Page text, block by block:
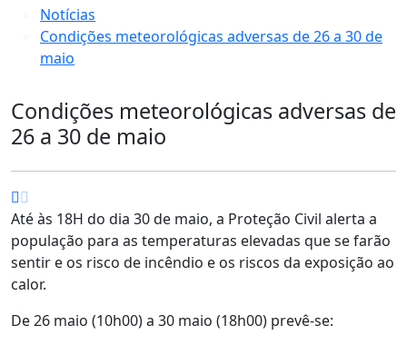
Notícias
Condições meteorológicas adversas de 26 a 30 de
maio
Condições meteorológicas adversas de
26 a 30 de maio
Até às 18H do dia 30 de maio, a Proteção Civil alerta a
população para as temperaturas elevadas que se farão
sentir e os risco de incêndio e os riscos da exposição ao
calor.
De 26 maio (10h00) a 30 maio (18h00) prevê-se: